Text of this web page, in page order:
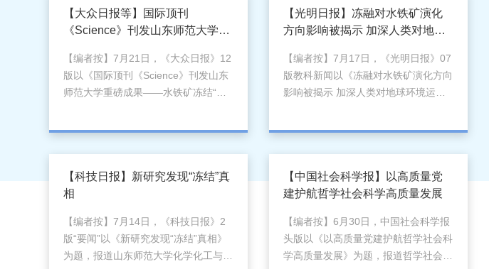
【大众日报等】国际顶刊
《Science》刊发山东师范大学重
应”颠覆学界认知
【编者按】7月21日，《大众日报》12
版以《国际顶刊《Science》刊发山东
师范大学重磅成果——水铁矿冻结“记
现单次冻融循环即可诱导水铁矿纳米颗
粒发生不可逆聚集，并将其后续转化路
引山东省教育厅、闪电新闻、山东商
报、济南日报等省市主流媒体的报道，
报道如下：...
【光明日报】冻融对水铁矿演化
方向影响被揭示 加深人类对地球
【编者按】7月17日，《光明日报》07
版教科新闻以《冻融对水铁矿演化方向
影响被揭示 加深人类对地球环境运行
发生不可逆聚集，并将其后续转化路径
由针铁矿转向赤铁矿。报道如下：本报
发生冻结与融化交替的现象被称为冻
融。长期以来，科学界对冻融过程的认
知停留在“...
【科技日报】新研究发现“冻结”真
相
【编者按】7月14日，《科技日报》2
版“要闻”以《新研究发现“冻结”真相》
为题，报道山东师范大学化学化工与材
【中国社会科学报】以高质量党
建护航哲学社会科学高质量发展
【编者按】6月30日，中国社会科学报
头版以《以高质量党建护航哲学社会科
学高质量发展》为题，报道哲学社会科